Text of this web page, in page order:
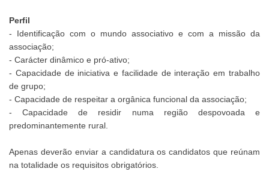
Perfil
- Identificação com o mundo associativo e com a missão da
associação;
- Carácter dinâmico e pró-ativo;
- Capacidade de iniciativa e facilidade de interação em trabalho
de grupo;
- Capacidade de respeitar a orgânica funcional da associação;
- Capacidade de residir numa região despovoada e
predominantemente rural.
Apenas deverão enviar a candidatura os candidatos que reúnam
na totalidade os requisitos obrigatórios.